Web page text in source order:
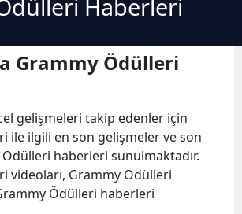
Amasya
Antalya
Artvin
Haberleri
Grammy Ödülleri
gelişmeleri takip edenler için
ile ilgili en son gelişmeler ve son
haberleri sunulmaktadır.
videoları, Grammy Ödülleri
Ödülleri haberleri